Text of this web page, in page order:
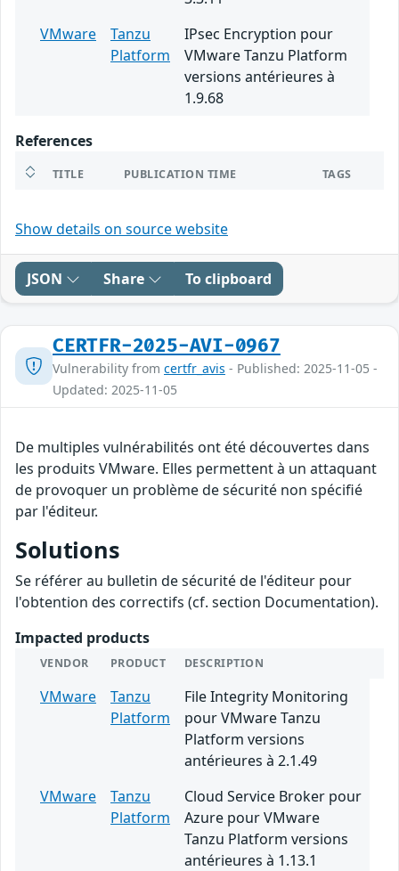
VMware
Tanzu
Platform
IPsec Encryption pour
VMware Tanzu Platform
versions antérieures à
1.9.68
References
TITLE PUBLICATION TIME TAGS
Show details on source website
JSON Share To clipboard
CERTFR-2025-AVI-0967
Vulnerability from certfr_avis - Published: 2025-11-05 -
Updated: 2025-11-05
De multiples vulnérabilités ont été découvertes dans
les produits VMware. Elles permettent à un attaquant
de provoquer un problème de sécurité non spécifié
par l'éditeur.
Solutions
Se référer au bulletin de sécurité de l'éditeur pour
l'obtention des correctifs (cf. section Documentation).
Impacted products
VENDOR PRODUCT DESCRIPTION
VMware
Tanzu
Platform
File Integrity Monitoring
pour VMware Tanzu
Platform versions
antérieures à 2.1.49
VMware
Tanzu
Platform
Cloud Service Broker pour
Azure pour VMware
Tanzu Platform versions
antérieures à 1.13.1